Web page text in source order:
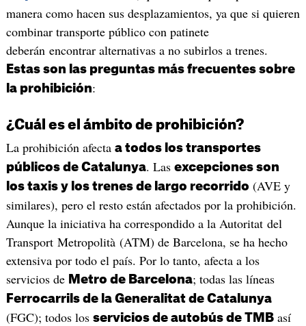
manera como hacen sus desplazamientos, ya que si quieren
combinar transporte público con patinete
deberán encontrar alternativas a no subirlos a trenes.
Estas son las preguntas más frecuentes sobre
la prohibición:
¿Cuál es el ámbito de prohibición?
La prohibición afecta a todos los transportes
públicos de Catalunya. Las excepciones son
los taxis y los trenes de largo recorrido (AVE y
similares), pero el resto están afectados por la prohibición.
Aunque la iniciativa ha correspondido a la Autoritat del
Transport Metropolità (ATM) de Barcelona, se ha hecho
extensiva por todo el país. Por lo tanto, afecta a los
servicios de Metro de Barcelona; todas las líneas
Ferrocarrils de la Generalitat de Catalunya
(FGC); todos los servicios de autobús de TMBasí